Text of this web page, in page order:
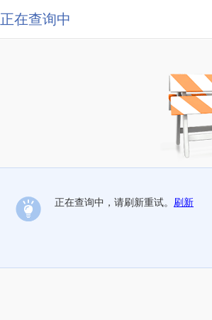
正在查询中
正在查询中，请刷新重试。 刷新